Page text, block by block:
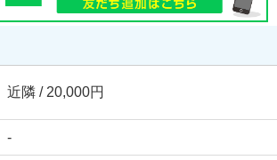
近隣 / 20,000円
-